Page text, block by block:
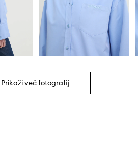
Prikaži več fotografij